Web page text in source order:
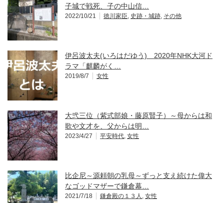
子城で戦死、子の中山信…
2022/10/21 徳川家臣 史跡・城跡 その他
伊呂波太夫(いろはだゆう) 2020年NHK大河ド
ラマ「麒麟がく…
2019/8/7 女性
大弐三位（紫式部娘・藤原賢子）～母からは和
歌や文才を、父からは明…
2023/4/27 平安時代 女性
比企尼～源頼朝の乳母～ずっと支え続けた偉大
なゴッドマザーで鎌倉幕…
2021/7/18 鎌倉殿の１３人 女性